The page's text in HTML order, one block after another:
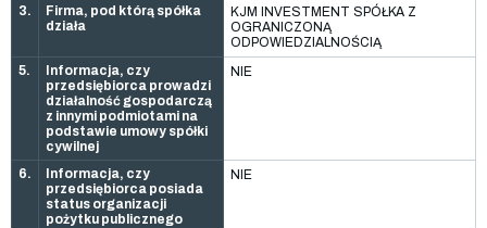
3.
Firma, pod którą spółka
działa
KJM INVESTMENT SPÓŁKA Z
OGRANICZONĄ
ODPOWIEDZIALNOŚCIĄ
5.
Informacja, czy
przedsiębiorca prowadzi
działalność gospodarczą
z innymi podmiotami na
podstawie umowy spółki
cywilnej
NIE
6.
Informacja, czy
przedsiębiorca posiada
status organizacji
pożytku publicznego
NIE